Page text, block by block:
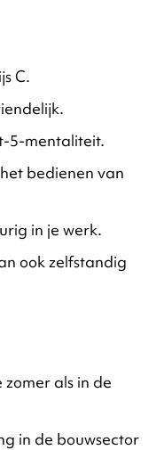
C.
5-mentaliteit.
bedienen van
in je werk.
ook zelfstandig
als in de
in de bouwsector